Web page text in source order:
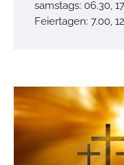
samstags: 06.30,
Feiertagen: 7.00,